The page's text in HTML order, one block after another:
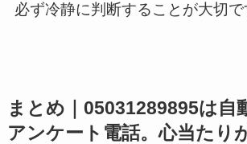
必ず冷静に判断することが大切で
まとめ｜05031289895は自
アンケート電話。心当たり